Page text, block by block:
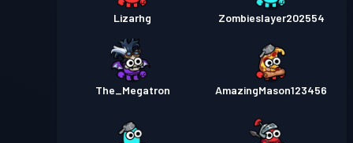
Lizarhg Zombieslayer202554
The_Megatron AmazingMason123456